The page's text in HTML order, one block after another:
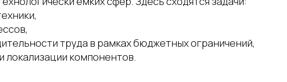
труда в рамках бюджетных ограничений,
компонентов.